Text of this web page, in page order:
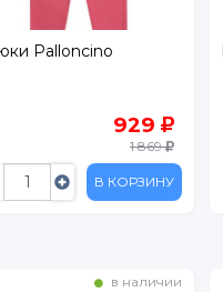
Acoola Sion
749
1 499
В КОРЗИНУ
в